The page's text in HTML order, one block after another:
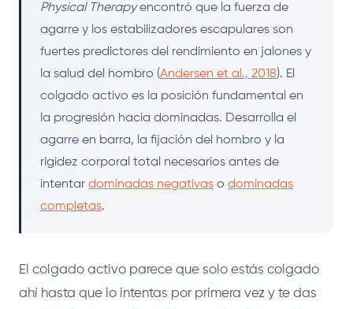
Physical Therapyencontró que la fuerza de
agarre y los estabilizadores escapulares son
fuertes predictores del rendimiento en jalones y
la salud del hombro (Andersen et al., 2018). El
colgado activo es la posición fundamental en
la progresión hacia dominadas. Desarrolla el
agarre en barra, la fijación del hombro y la
rigidez corporal total necesarios antes de
intentar dominadas negativas o dominadas
completas.
El colgado activo parece que solo estás colgado
ahí hasta que lo intentas por primera vez y te das